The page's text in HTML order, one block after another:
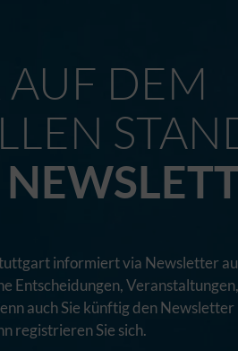
DEM
informiert via Newsletter
Entscheidungen,
auch Sie künftig den Newsletter
registrieren Sie sich.